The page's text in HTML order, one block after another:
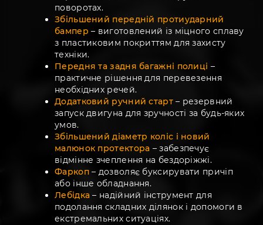
поворотах.
Збільшений передній протиударний
бампер – виготовлений із міцного сплаву
з пластиковим покриттям для захисту
техніки.
Передня та задня багажні полиці –
практичне рішення для перевезення
необхідних речей.
Додатковий ручний старт– резервний
запуск двигуна для зручності за будь-яких
умов.
Збільшений діаметр коліс і новий
малюнок протектора – забезпечує
відмінне зчеплення на бездоріжжі.
Фаркоп– дозволяє буксирувати причіп
або інше обладнання.
Лебідка – надійний інструмент для
подолання складних ділянок і допомоги в
екстремальних ситуаціях.